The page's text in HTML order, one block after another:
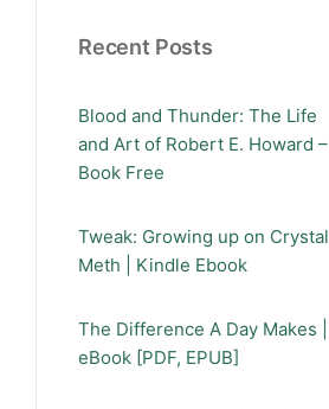
Recent Posts
Blood and Thunder: The Life
and Art of Robert E. Howard –
Book Free
Tweak: Growing up on Crystal
Meth | Kindle Ebook
The Difference A Day Makes |
eBook [PDF, EPUB]